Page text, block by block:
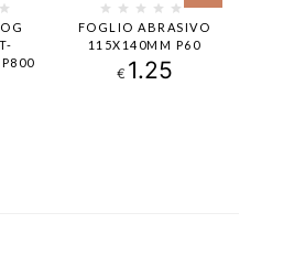
FOGLIO ABRASIVO
115X140MM P60
€ 1.25